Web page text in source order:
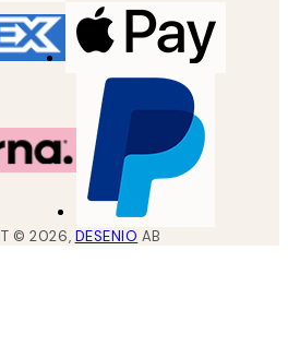
©2026, DESENIO AB